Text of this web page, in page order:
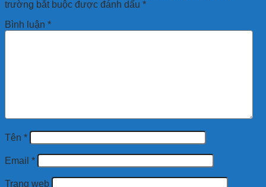
trường bắt buộc được đánh dấu *
Bình luận *
Tên *
Email *
Trang web